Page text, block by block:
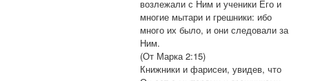
возлежали с Ним и ученики Его и
многие мытари и грешники: ибо
много их было, и они следовали за
Ним.
(От Марка 2:15)
Книжники и фарисеи, увидев, что